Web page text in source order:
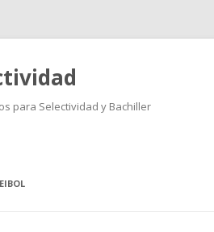
para Selectividad y Bachiller